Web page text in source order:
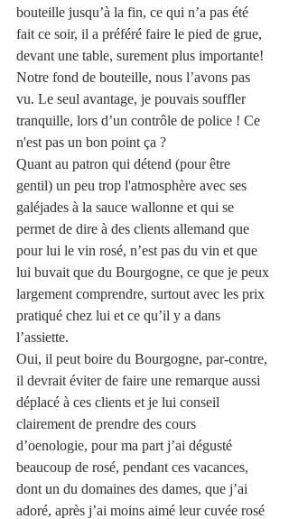
bouteille jusqu’à la fin, ce qui n’a pas été
fait ce soir, il a préféré faire le pied de grue,
devant une table, surement plus importante!
Notre fond de bouteille, nous l’avons pas
vu. Le seul avantage, je pouvais souffler
tranquille, lors d’un contrôle de police ! Ce
n'est pas un bon point ça ?
Quant au patron qui détend (pour être
gentil) un peu trop l'atmosphère avec ses
galéjades à la sauce wallonne et qui se
permet de dire à des clients allemand que
pour lui le vin rosé, n’est pas du vin et que
lui buvait que du Bourgogne, ce que je peux
largement comprendre, surtout avec les prix
pratiqué chez lui et ce qu’il y a dans
l’assiette.
Oui, il peut boire du Bourgogne, par-contre,
il devrait éviter de faire une remarque aussi
déplacé à ces clients et je lui conseil
clairement de prendre des cours
d’oenologie, pour ma part j’ai dégusté
beaucoup de rosé, pendant ces vacances,
dont un du domaines des dames, que j’ai
adoré, après j’ai moins aimé leur cuvée rosé